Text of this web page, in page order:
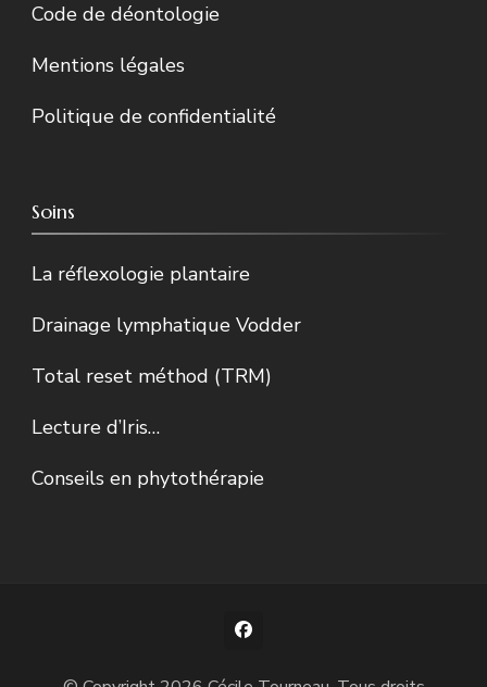
Code de déontologie
Mentions légales
Politique de confidentialité
Soins
La réflexologie plantaire
Drainage lymphatique Vodder
Total reset méthod (TRM)
Lecture d’Iris…
Conseils en phytothérapie